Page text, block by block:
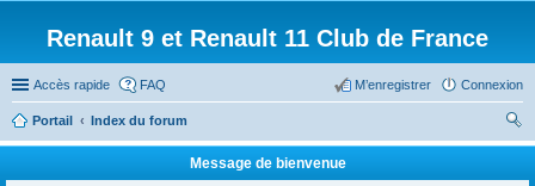
Renault 9 et Renault 11 Club de France
Accès rapide FAQ Connexion
M’enregistrer
Portail
Index du forum
ec
her
Message de bienvenue